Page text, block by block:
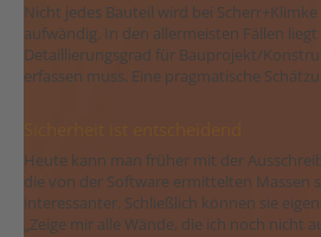
Nicht jedes Bauteil wird bei
aufwändig. In den allermeisten Fällen
Detaillierungsgrad für Bauprojekt/
erfassen muss. Eine pragmatische
Heute kann man früher mit der
die von der Software ermittelten Massen
interessanter. Schließlich können sie
„Zeige mir alle Wände, die ich noch nicht